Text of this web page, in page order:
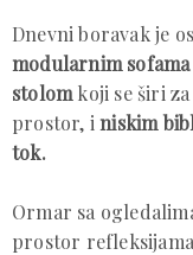
Dnevni boravak je
modularnim sofama
stolom koji se širi
prostor, iniskim
tok.
Ormar sa
prostor